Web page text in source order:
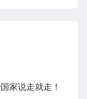
家说走就走！